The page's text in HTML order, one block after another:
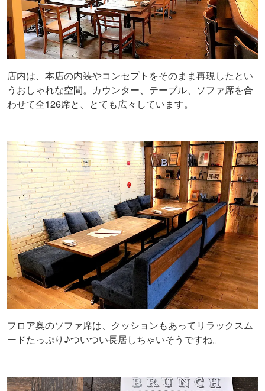
店内は、本店の内装やコンセプトをそのまま再現したとい
うおしゃれな空間。カウンター、テーブル、ソファ席を合
わせて全126席と、とても広々しています。
フロア奥のソファ席は、クッションもあってリラックスム
ードたっぷり♪ついつい長居しちゃいそうですね。